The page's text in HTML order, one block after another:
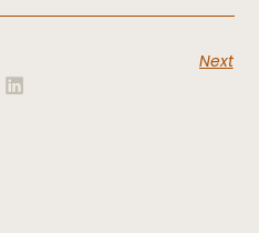
Next